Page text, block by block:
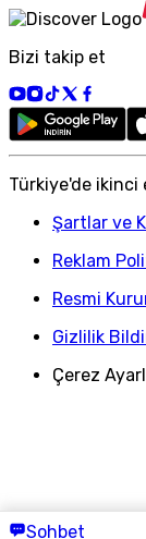
Sohbet
Bizi takip et
Türkiye'de ikinci
Şartlar ve
Reklam
Resmi
Gizlilik
Çerez